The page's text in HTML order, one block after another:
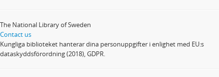
The National Library of Sweden
Contact us
Kungliga biblioteket hanterar dina personuppgifter i enlighet med EU:s
dataskyddsförordning (2018), GDPR.